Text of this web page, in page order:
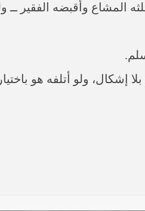
المشاع وأقبضه الفقير ــ
ولو أتلفه هو